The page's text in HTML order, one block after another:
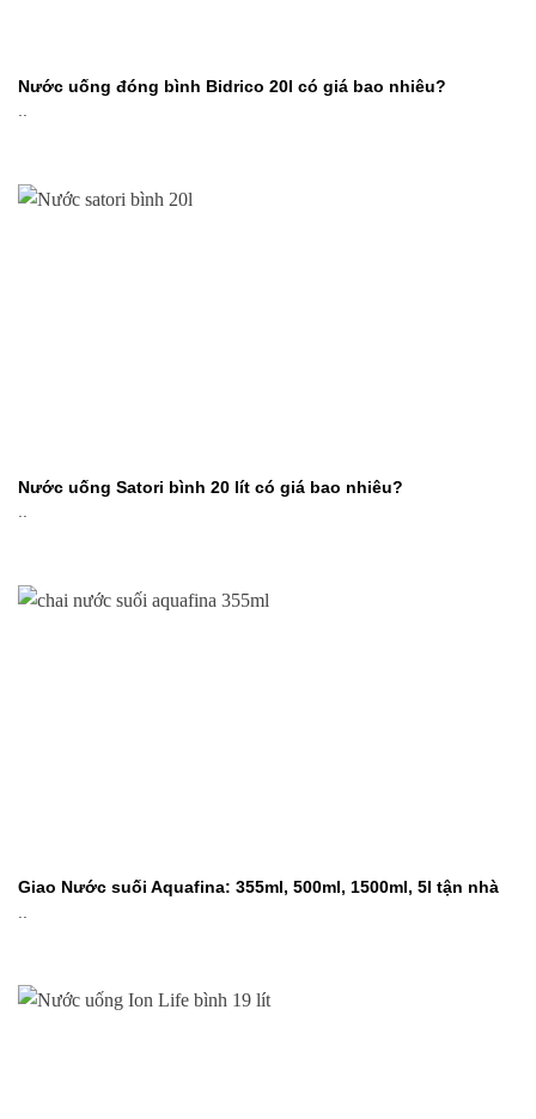
Nước uống đóng bình Bidrico 20l có giá bao nhiêu?
..
Nước uống Satori bình 20 lít có giá bao nhiêu?
..
Giao Nước suối Aquafina: 355ml, 500ml, 1500ml, 5l tận nhà